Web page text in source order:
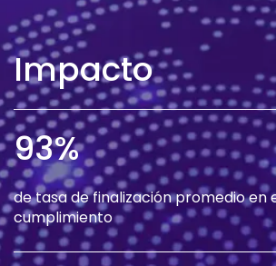
Impacto
93%
de tasa de finalización promedio en
cumplimiento